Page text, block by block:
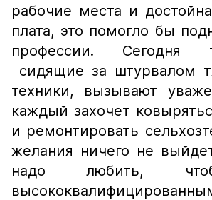
рабочие места и
плата, это помогло бы
профессии. Сегодня
сидящие за штурвалом
техники, вызывают
каждый захочет
и ремонтировать
желания ничего не
надо любить,